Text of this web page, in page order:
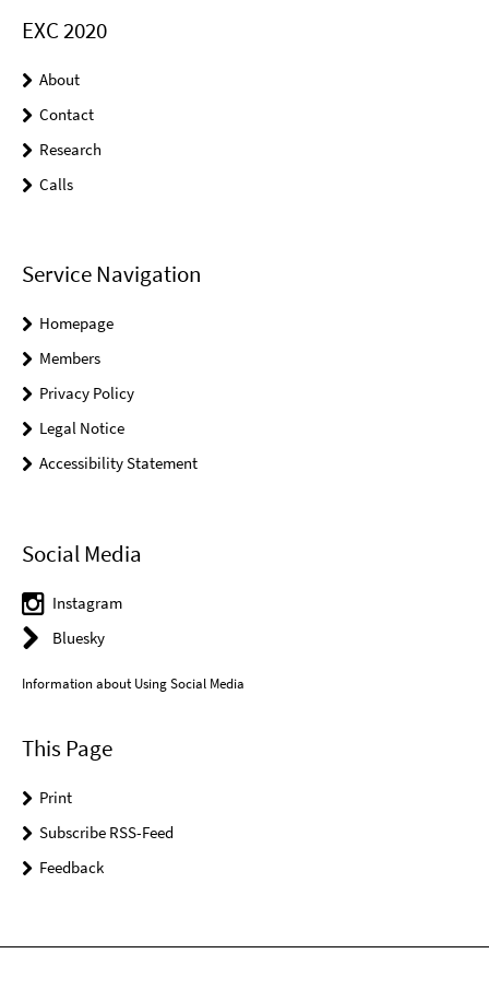
EXC 2020
About
Contact
Research
Calls
Service Navigation
Homepage
Members
Privacy Policy
Legal Notice
Accessibility Statement
Social Media
Instagram
Bluesky
Information about Using Social Media
This Page
Print
Subscribe RSS-Feed
Feedback